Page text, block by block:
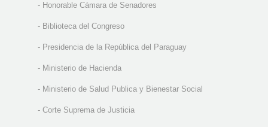
- Honorable Cámara de Senadores
- Biblioteca del Congreso
- Presidencia de la República del Paraguay
- Ministerio de Hacienda
- Ministerio de Salud Publica y Bienestar Social
- Corte Suprema de Justicia